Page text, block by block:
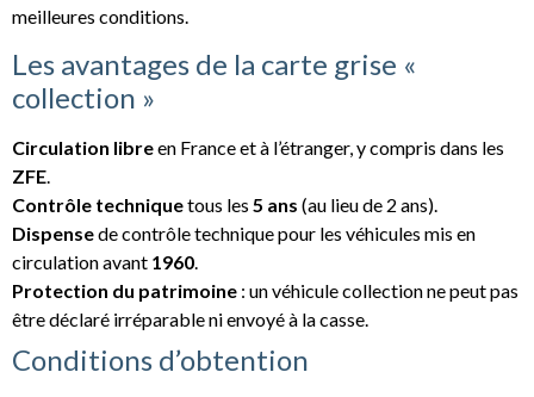
meilleures conditions.
Les avantages de la carte grise «
collection »
Circulation libreen France et à l’étranger, y compris dans les
ZFE.
Contrôle techniquetous les 5 ans (au lieu de 2 ans).
Dispensede contrôle technique pour les véhicules mis en
circulation avant 1960.
Protection du patrimoine : un véhicule collection ne peut pas
être déclaré irréparable ni envoyé à la casse.
Conditions d’obtention